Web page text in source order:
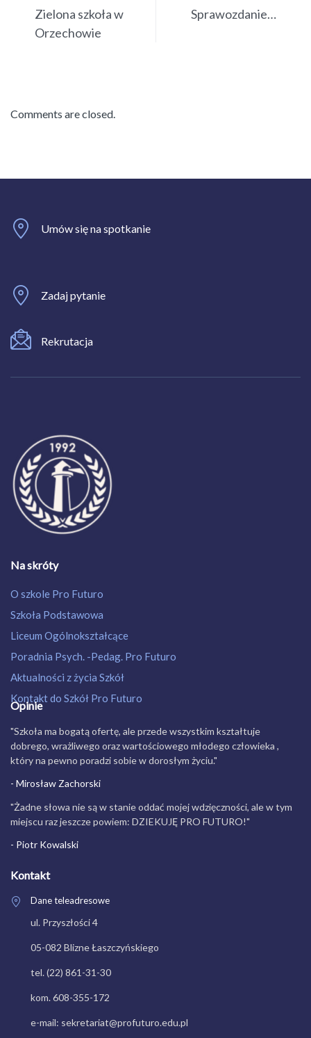
Zielona szkoła w
Orzechowie
Sprawozdanie…
Comments are closed.
Umów się na spotkanie
Zadaj pytanie
Rekrutacja
Na skróty
O szkole Pro Futuro
Szkoła Podstawowa
Liceum Ogólnokształcące
Poradnia Psych. -Pedag. Pro Futuro
Aktualności z życia Szkół
Kontakt do Szkół Pro Futuro
Opinie
"Szkoła ma bogatą ofertę, ale przede wszystkim kształtuje
dobrego, wrażliwego oraz wartościowego młodego człowieka ,
który na pewno poradzi sobie w dorosłym życiu."
- Mirosław Zachorski
"Żadne słowa nie są w stanie oddać mojej wdzięczności, ale w tym
miejscu raz jeszcze powiem: DZIEKUJĘ PRO FUTURO!"
- Piotr Kowalski
Kontakt
Dane teleadresowe
ul. Przyszłości 4
05-082 Blizne Łaszczyńskiego
tel. (22) 861-31-30
kom. 608-355-172
e-mail: sekretariat@profuturo.edu.pl